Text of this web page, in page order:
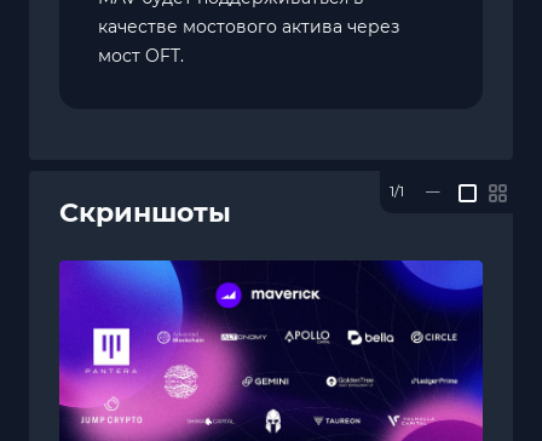
качестве мостового актива через
мост OFT.
Скриншоты
1/1 —